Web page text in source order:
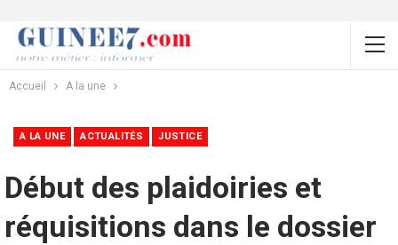
Accueil A la une
A LA UNE ACTUALITÉS JUSTICE
Début des plaidoiries et
réquisitions dans le dossier